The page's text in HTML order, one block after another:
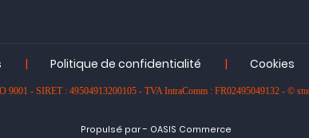
| Politique de confidentialité | Cookies
9001 - SIRET : 49504913200105 - TVA IntraComm : FR02495049132 - ©
Propulsé par- OASIS Commerce